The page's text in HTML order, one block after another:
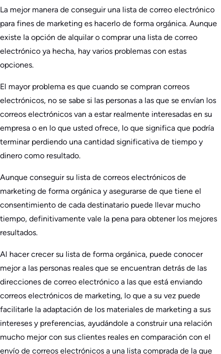
La mejor manera de conseguir una lista de correo electrónico
para fines de marketing es hacerlo de forma orgánica. Aunque
existe la opción de alquilar o comprar una lista de correo
electrónico ya hecha, hay varios problemas con estas
opciones.
El mayor problema es que cuando se compran correos
electrónicos, no se sabe si las personas a las que se envían los
correos electrónicos van a estar realmente interesadas en su
empresa o en lo que usted ofrece, lo que significa que podría
terminar perdiendo una cantidad significativa de tiempo y
dinero como resultado.
Aunque conseguir su lista de correos electrónicos de
marketing de forma orgánica y asegurarse de que tiene el
consentimiento de cada destinatario puede llevar mucho
tiempo, definitivamente vale la pena para obtener los mejores
resultados.
Al hacer crecer su lista de forma orgánica, puede conocer
mejor a las personas reales que se encuentran detrás de las
direcciones de correo electrónico a las que está enviando
correos electrónicos de marketing, lo que a su vez puede
facilitarle la adaptación de los materiales de marketing a sus
intereses y preferencias, ayudándole a construir una relación
mucho mejor con sus clientes reales en comparación con el
envío de correos electrónicos a una lista comprada de la que